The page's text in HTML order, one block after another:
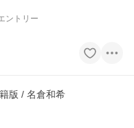
ントリー
版 / 名倉和希